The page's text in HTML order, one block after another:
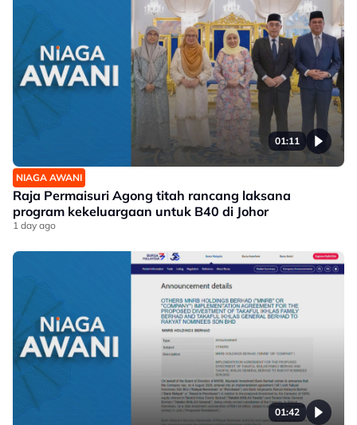
01:11
NIAGA AWANI
Raja Permaisuri Agong titah rancang laksana
program kekeluargaan untuk B40 di Johor
1 day ago
01:42